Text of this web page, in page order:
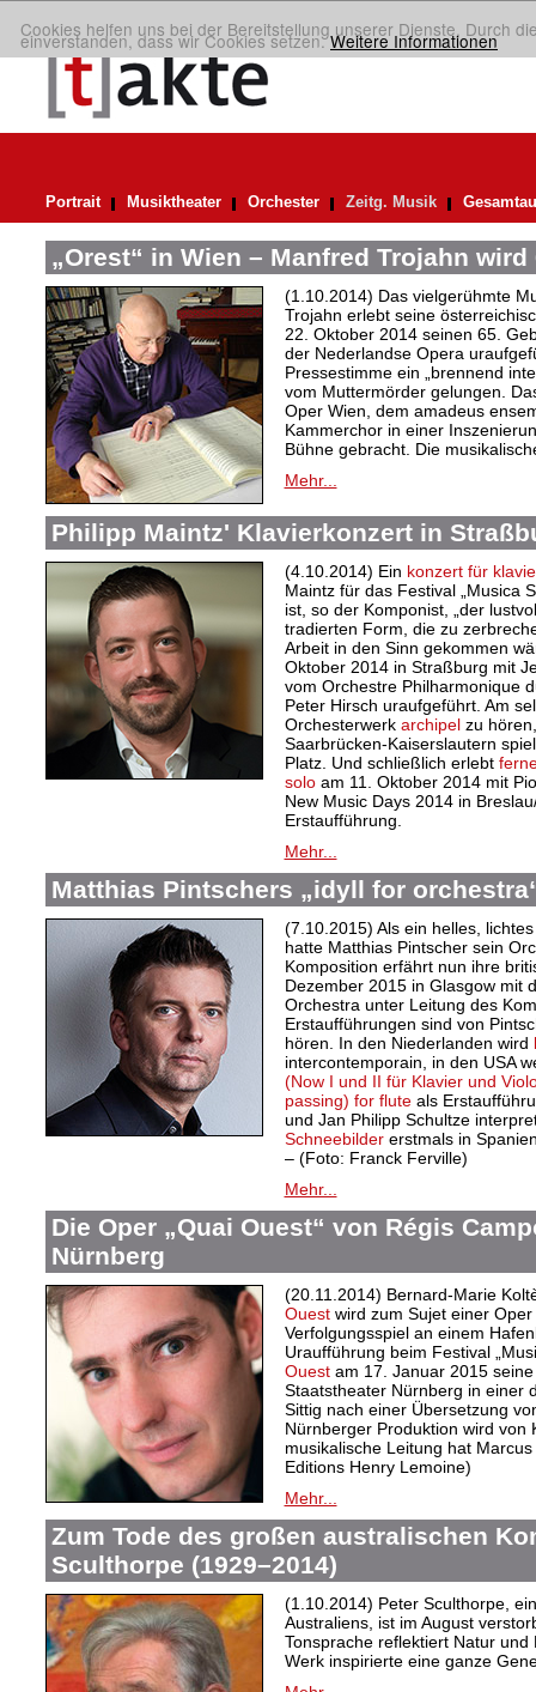
Cookies helfen uns bei der Bereitstellung unserer Dienste. Durch
einverstanden, dass wir Cookies setzen.Weitere Informationen
Portrait Musiktheater Orchester Zeitg. Musik
„Orest“ in Wien – Manfred Trojahn wird
(1.10.2014) Das vielgerühmte
Trojahn erlebt seine
22. Oktober 2014 seinen 65.
der Nederlandse Opera
Pressestimme ein „brennend
vom Muttermörder gelungen.
Oper Wien, dem amadeus
Kammerchor in einer
Bühne gebracht. Die
Mehr...
Philipp Maintz' Klavierkonzert in
(4.10.2014) Ein konzert für
Maintz für das Festival „Musica
ist, so der Komponist, „der
tradierten Form, die zu
Arbeit in den Sinn gekommen
Oktober 2014 in Straßburg mit
vom Orchestre Philharmonique
Peter Hirsch uraufgeführt. Am
Orchesterwerk archipelzu
Saarbrücken-Kaiserslautern
Platz. Und schließlich erlebt
soloam 11. Oktober 2014 mit
New Music Days 2014 in
Erstaufführung.
Mehr...
Matthias Pintschers „idyll for
(7.10.2015) Als ein helles,
hatte Matthias Pintscher sein
Komposition erfährt nun ihre
Dezember 2015 in Glasgow mit
Orchestra unter Leitung des
Erstaufführungen sind von
hören. In den Niederlanden wird
intercontemporain, in den USA
(Now I und II für Klavier und
passing) for fluteals
und Jan Philipp Schultze
Schneebildererstmals in
– (Foto: Franck Ferville)
Mehr...
Die Oper „Quai Ouest“ von Régis
Nürnberg
(20.11.2014) Bernard-Marie
Ouestwird zum Sujet einer
Verfolgungsspiel an einem
Uraufführung beim Festival
Ouestam 17. Januar 2015
Staatstheater Nürnberg in einer
Sittig nach einer Übersetzung
Nürnberger Produktion wird von
musikalische Leitung hat
Editions Henry Lemoine)
Mehr...
Zum Tode des großen australischen
Sculthorpe (1929–2014)
(1.10.2014) Peter Sculthorpe,
Australiens, ist im August
Tonsprache reflektiert Natur
Werk inspirierte eine ganze